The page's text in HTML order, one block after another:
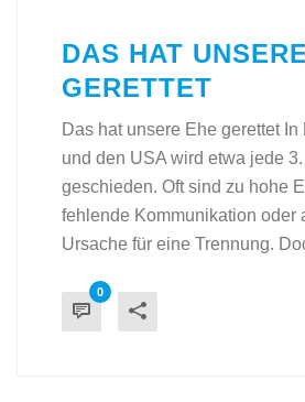
DAS HAT
GERETTET
Das hat unsere Ehe gerettet In
und den USA wird etwa jede
geschieden. Oft sind zu hohe
fehlende Kommunikation oder
Ursache für eine Trennung.
0